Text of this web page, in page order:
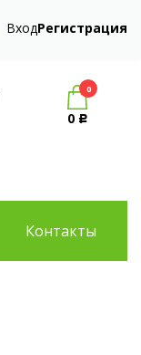
ВходРегистрация
0
0 Р
Контакты